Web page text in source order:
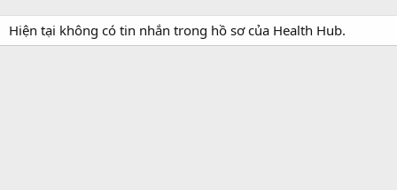
Hiện tại không có tin nhắn trong hồ sơ của Health Hub.